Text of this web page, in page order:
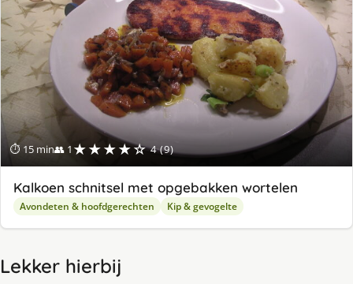
⏱ 15 min👥 1 ★★★★☆ 4 (9)
Kalkoen schnitsel met opgebakken wortelen
Avondeten & hoofdgerechten Kip & gevogelte
Lekker hierbij